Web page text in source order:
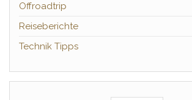
Offroadtrip
Reiseberichte
Technik Tipps